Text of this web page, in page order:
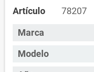
Artículo 78207
Marca
Modelo